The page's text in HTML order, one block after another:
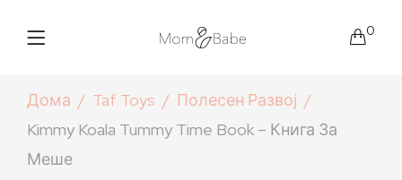
0
Дома Taf Toys
Полесен Развој
Kimmy Koala Tummy Time Book – Книга За
Меше